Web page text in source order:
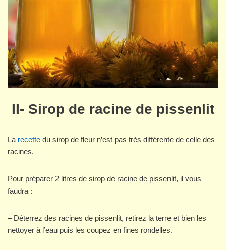
II- Sirop de racine de pissenlit
La recette du sirop de fleur n’est pas très différente de celle des
racines.
Pour préparer 2 litres de sirop de racine de pissenlit, il vous
faudra :
– Déterrez des racines de pissenlit, retirez la terre et bien les
nettoyer à l’eau puis les coupez en fines rondelles.